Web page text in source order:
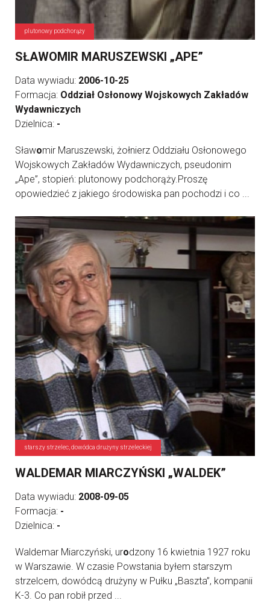
plutonowy podchorąży
SŁAWOMIR MARUSZEWSKI „APE”
Data wywiadu: 2006-10-25
Formacja: Oddział Osłonowy Wojskowych Zakładów
Wydawniczych
Dzielnica: -
Sławomir Maruszewski, żołnierz Oddziału Osłonowego
Wojskowych Zakładów Wydawniczych, pseudonim
„Ape”, stopień: plutonowy podchorąży.Proszę
opowiedzieć z jakiego środowiska pan pochodzi i co ...
starszy strzelec, dowódca drużyny strzeleckiej
WALDEMAR MIARCZYŃSKI „WALDEK”
Data wywiadu: 2008-09-05
Formacja: -
Dzielnica: -
Waldemar Miarczyński, urodzony 16 kwietnia 1927 roku
w Warszawie. W czasie Powstania byłem starszym
strzelcem, dowódcą drużyny w Pułku „Baszta”, kompanii
K-3. Co pan robił przed ...